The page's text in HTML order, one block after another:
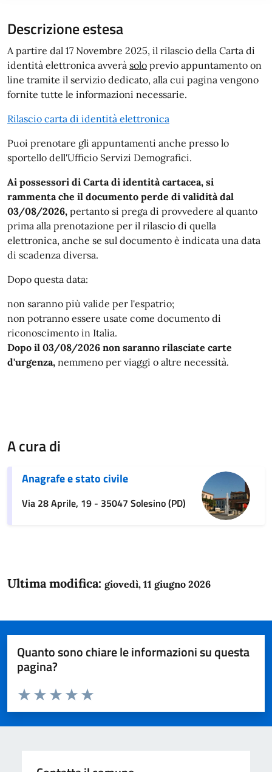
Descrizione estesa
A partire dal 17 Novembre 2025, il rilascio della Carta di
identità elettronica avverà solo previo appuntamento on
line tramite il servizio dedicato, alla cui pagina vengono
fornite tutte le informazioni necessarie.
Rilascio carta di identità elettronica
Puoi prenotare gli appuntamenti anche presso lo
sportello dell'Ufficio Servizi Demografici.
Ai possessori di Carta di identità cartacea, si
rammenta che il documento perde di validità dal
03/08/2026, pertanto si prega di provvedere al quanto
prima alla prenotazione per il rilascio di quella
elettronica, anche se sul documento è indicata una data
di scadenza diversa.
Dopo questa data:
non saranno più valide per l'espatrio;
non potranno essere usate come documento di
riconoscimento in Italia.
Dopo il 03/08/2026 non saranno rilasciate carte
d'urgenza, nemmeno per viaggi o altre necessità.
A cura di
Anagrafe e stato civile
Via 28 Aprile, 19 - 35047 Solesino (PD)
Ultima modifica: giovedì, 11 giugno 2026
Quanto sono chiare le informazioni su questa
pagina?
Domanda
Valuta da 1 a 5 stelle la pagina
Valuta 5 stelle su 5
Valuta 4 stelle su 5
Valuta 3 stelle su 5
Valuta 2 stelle su 5
Valuta 1 stelle su 5